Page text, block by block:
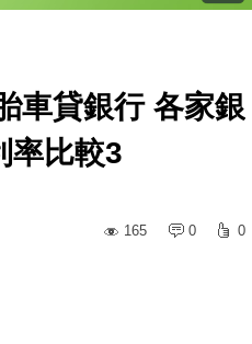
車貸銀行 各家銀
率比較3
165
0 0